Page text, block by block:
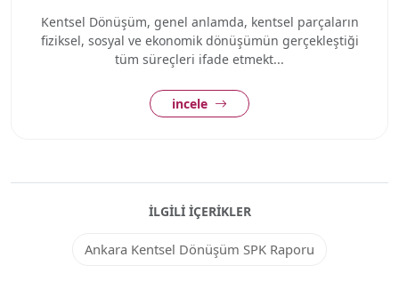
Kentsel Dönüşüm, genel anlamda, kentsel parçaların
fiziksel, sosyal ve ekonomik dönüşümün gerçekleştiği
tüm süreçleri ifade etmekt...
incele
İLGILI İÇERIKLER
Ankara Kentsel Dönüşüm SPK Raporu